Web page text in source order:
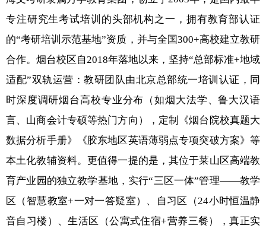
专注研究生考试培训的头部机构之一，拥有教育部认证
的“考研培训示范基地”资质，并与全国300+高校建立教研
合作。烟台校区自2018年落地以来，坚持“总部标准+地域
适配”双轨运营：教研团队由北京总部统一培训认证，同
时深度调研烟台高校专业分布（如烟大法学、鲁大汉语
言、山商会计专硕等热门方向），定制《烟台院校真题大
数据分析手册》《胶东地区英语薄弱点专项突破方案》等
本土化教辅资料。更值得一提的是，其位于莱山区高端教
育产业园的独立教学基地，实行“三区一体”管理——教学
区（智慧教室+一对一答疑室）、自习区（24小时恒温静
音自习楼）、生活区（公寓式住宿+营养三餐），真正实